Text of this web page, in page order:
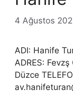
4 Ağustos
ADI: Hanife
ADRES:
Düzce